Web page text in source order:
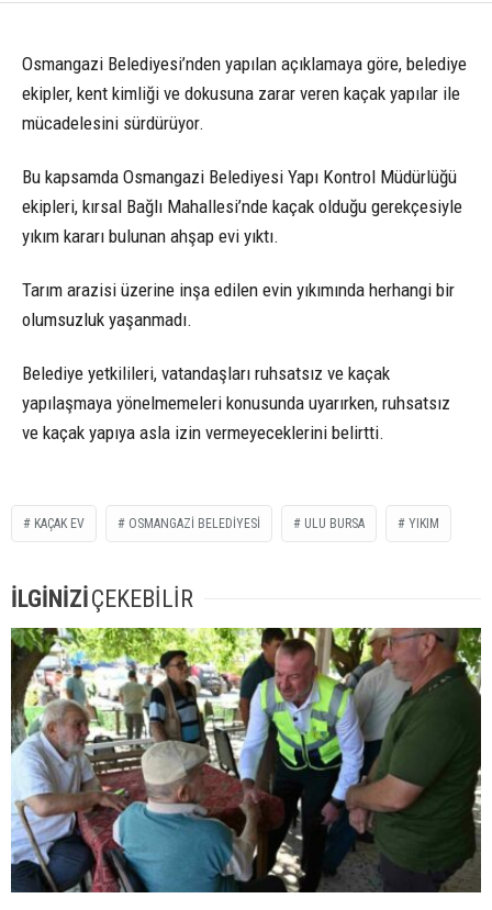
Osmangazi Belediyesi’nden yapılan açıklamaya göre, belediye
ekipler, kent kimliği ve dokusuna zarar veren kaçak yapılar ile
mücadelesini sürdürüyor.
Bu kapsamda Osmangazi Belediyesi Yapı Kontrol Müdürlüğü
ekipleri, kırsal Bağlı Mahallesi’nde kaçak olduğu gerekçesiyle
yıkım kararı bulunan ahşap evi yıktı.
Tarım arazisi üzerine inşa edilen evin yıkımında herhangi bir
olumsuzluk yaşanmadı.
Belediye yetkilileri, vatandaşları ruhsatsız ve kaçak
yapılaşmaya yönelmemeleri konusunda uyarırken, ruhsatsız
ve kaçak yapıya asla izin vermeyeceklerini belirtti.
KAÇAK EV OSMANGAZI BELEDIYESI ULU BURSA YIKIM
İLGİNİZİÇEKEBİLİR